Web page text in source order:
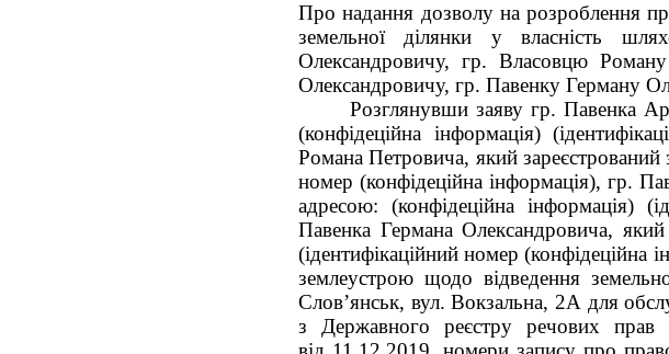
Про надання дозволу на розроблення
земельної ділянки у власність
Олександровичу, гр. Власовцю
Олександровичу, гр. Павенку Герману
Розглянувши заяву гр. Павенка
(конфідеційна інформація)
Романа Петровича, який зареєстрований
номер (конфідеційна інформація), гр.
адресою: (конфідеційна інформація)
Павенка Германа Олександровича,
(ідентифікаційний номер (конфідеційна
землеустрою щодо відведення
Слов’янськ, вул. Вокзальна, 2А для
з Державного реєстру речових прав